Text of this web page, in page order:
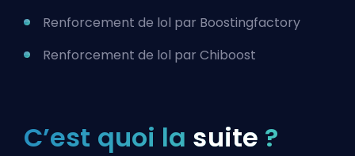
Renforcement de lol par Boostingfactory
Renforcement de lol par Chiboost
C’est quoi la suite ?